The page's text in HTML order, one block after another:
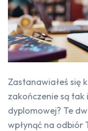
Zastanawiałeś się
zakończenie są
dyplomowej? Te
wpłynąć na odbiór